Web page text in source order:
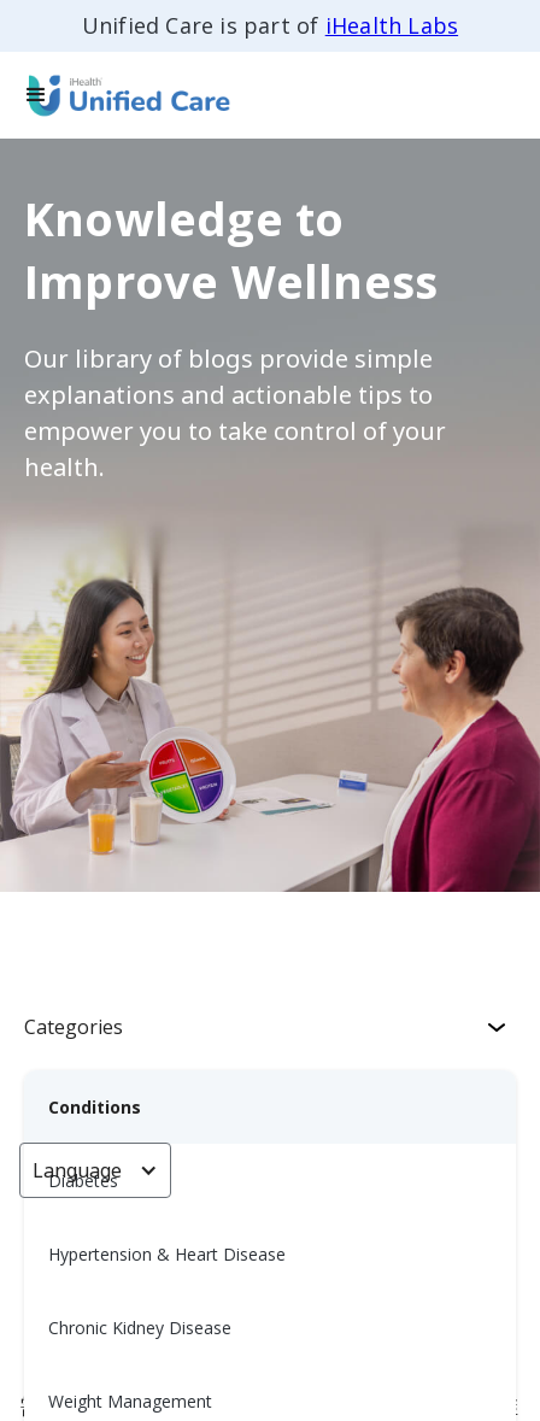
Unified Care is part of iHealth Labs
Knowledge to
Improve Wellness
Our library of blogs provide simple
explanations and actionable tips to
empower you to take control of your
health.
Categories
Conditions
Diabetes
Hypertension & Heart Disease
Chronic Kidney Disease
Weight Management
Language
孤独的危害
Nina Ghamrawi, MS, RD, CDE
需要注意的是，虽然独处可能很愉快并且有益，但维